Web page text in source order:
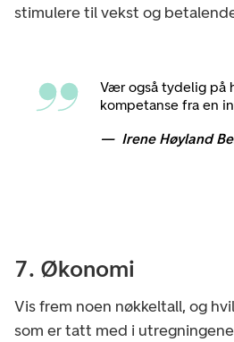
stimulere til vekst og
Vær også tydelig på
kompetanse fra en
Irene Høyland
7. Økonomi
Vis frem noen nøkkeltall, og
som er tatt med i